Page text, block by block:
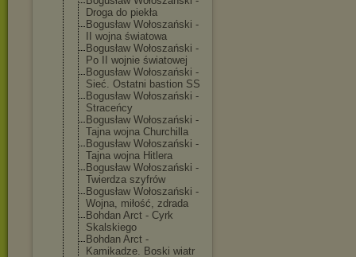
Droga do piekła
Bogusław Wołoszański -
II wojna światowa
Bogusław Wołoszański -
Po II wojnie światowej
Bogusław Wołoszański -
Sieć. Ostatni bastion SS
Bogusław Wołoszański -
Straceńcy
Bogusław Wołoszański -
Tajna wojna Churchilla
Bogusław Wołoszański -
Tajna wojna Hitlera
Bogusław Wołoszański -
Twierdza szyfrów
Bogusław Wołoszański -
Wojna, miłość, zdrada
Bohdan Arct - Cyrk
Skalskiego
Bohdan Arct -
Kamikadze. Boski wiatr